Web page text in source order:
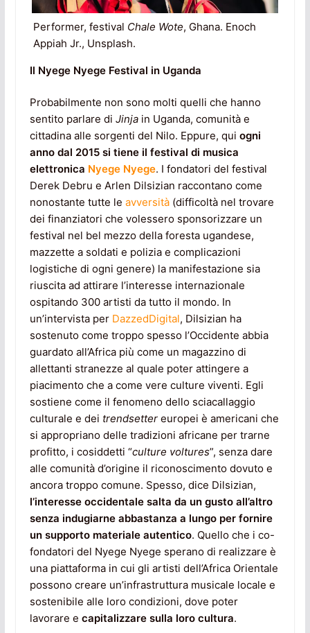
Performer, festival Chale Wote, Ghana. Enoch
Appiah Jr., Unsplash.
Il Nyege Nyege Festival in Uganda
Probabilmente non sono molti quelli che hanno
sentito parlare di Jinjain Uganda, comunità e
cittadina alle sorgenti del Nilo. Eppure, qui ogni
anno dal 2015 si tiene il festival di musica
elettronica Nyege Nyege. I fondatori del festival
Derek Debru e Arlen Dilsizian raccontano come
nonostante tutte le avversità(difficoltà nel trovare
dei finanziatori che volessero sponsorizzare un
festival nel bel mezzo della foresta ugandese,
mazzette a soldati e polizia e complicazioni
logistiche di ogni genere) la manifestazione sia
riuscita ad attirare l’interesse internazionale
ospitando 300 artisti da tutto il mondo. In
un’intervista per DazzedDigital, Dilsizian ha
sostenuto come troppo spesso l’Occidente abbia
guardato all’Africa più come un magazzino di
allettanti stranezze al quale poter attingere a
piacimento che a come vere culture viventi. Egli
sostiene come il fenomeno dello sciacallaggio
culturale e dei trendsettereuropei è americani che
si appropriano delle tradizioni africane per trarne
profitto, i cosiddetti “culture voltures”, senza dare
alle comunità d’origine il riconoscimento dovuto e
ancora troppo comune. Spesso, dice Dilsizian,
l’interesse occidentale salta da un gusto all’altro
senza indugiarne abbastanza a lungo per fornire
un supporto materiale autentico. Quello che i co-
fondatori del Nyege Nyege sperano di realizzare è
una piattaforma in cui gli artisti dell’Africa Orientale
possono creare un’infrastruttura musicale locale e
sostenibile alle loro condizioni, dove poter
lavorare e capitalizzare sulla loro cultura.